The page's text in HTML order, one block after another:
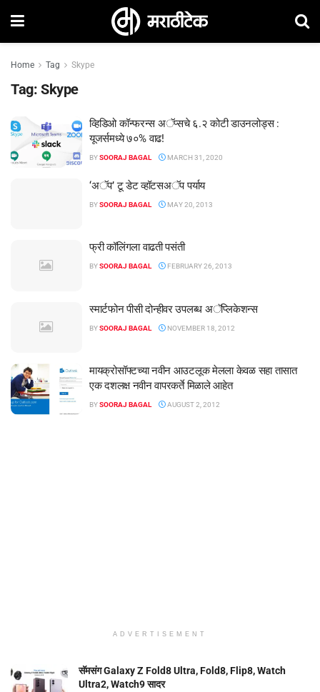
Home Tag Skype
Tag: Skype
व्हिडिओ कॉन्फरन्स अॅप्सचे ६.२ कोटी डाउनलोड्स :
यूजर्समध्ये ७०% वाढ!
BYSOORAJ BAGAL MARCH 31, 2020
‘अॅप’ टू डेट व्हॉटसअॅप पर्याय
BYSOORAJ BAGAL MAY 20, 2013
फ्री कॉलिंगला वाढती पसंती
BYSOORAJ BAGAL FEBRUARY 26, 2013
स्मार्टफोन पीसी दोन्हीवर उपलब्ध अॅप्लिकेशन्स
BYSOORAJ BAGAL NOVEMBER 18, 2012
मायक्रोसॉफ्टच्या नवीन आउटलूक मेलला केवळ सहा तासात
एक दशलक्ष नवीन वापरकर्ते मिळाले आहेत
BYSOORAJ BAGAL AUGUST 2, 2012
ADVERTISEMENT
सॅमसंग Galaxy Z Fold8 Ultra, Fold8, Flip8, Watch
Ultra2, Watch9 सादर